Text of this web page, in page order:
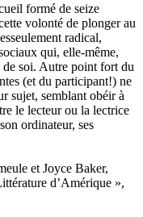
formé de seize
volonté de plonger au
radical,
qui, elle-même,
soi. Autre point fort du
(et du participant!) ne
sujet, semblant obéir à
le lecteur ou la lectrice
ordinateur, ses
et Joyce Baker,
d’Amérique »,